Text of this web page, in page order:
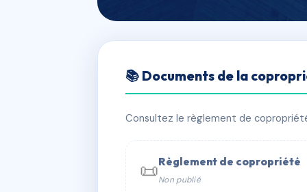
SDC LE
📍 3T r saint-flaive prolongee 95120
📞 Contacter Syndic Digital
📚 Documents de la
Consultez le règlement de
📜Règlement de copropriété
Non publié